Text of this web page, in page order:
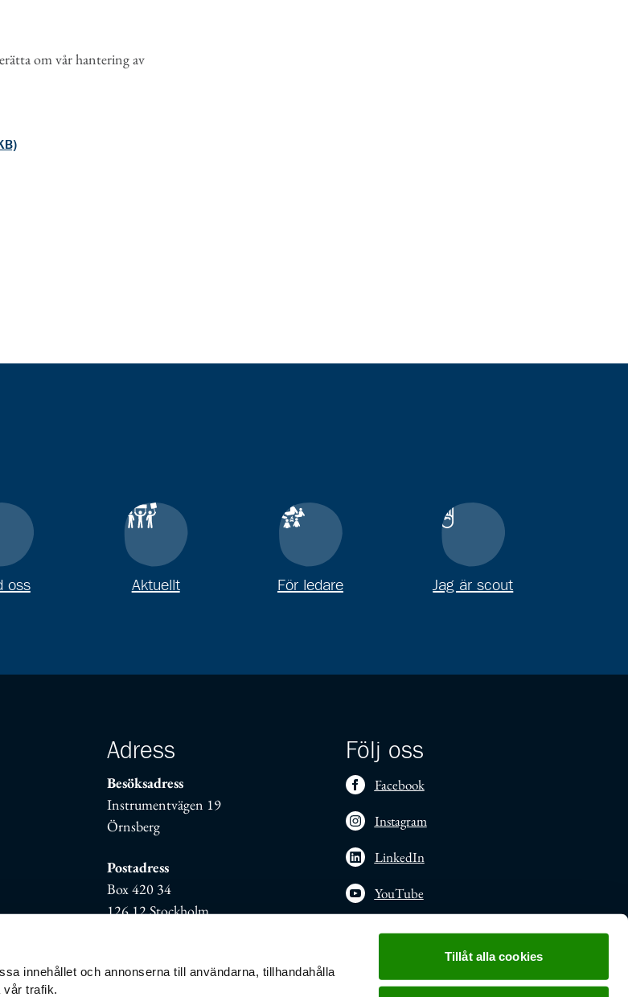
innehållet och annonserna till användarna, tillhandahålla
vår trafik.
Tillåt alla cookies
om vår hantering av
oss Aktuellt För ledare Jag är scout
Adress
Besöksadress
Instrumentvägen 19
Örnsberg
Postadress
Box 420 34
126 12 Stockholm
Följ oss
Facebook
Instagram
LinkedIn
YouTube